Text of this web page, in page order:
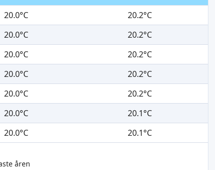
20.0°C
20.2°C
20.0°C
20.2°C
20.0°C
20.2°C
20.0°C
20.2°C
20.0°C
20.2°C
20.0°C
20.1°C
20.0°C 20.1°C
åren